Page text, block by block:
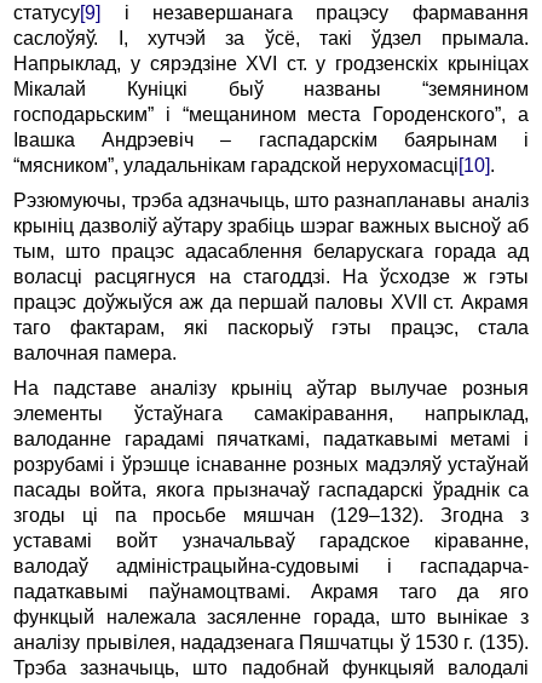
статусу[9]
і незавершанага працэсу фармавання
саслоўяў. І, хутчэй за ўсё, такі ўдзел прымала.
Напрыклад, у сярэдзіне XVI ст. у гродзенскіх крыніцах
Мікалай Куніцкі быў названы “земянином
господарьским” і “мещанином места Городенского”, а
Івашка Андрэевіч – гаспадарскім баярынам і
“мясником”, уладальнікам гарадской нерухомасці[10].
Рэзюмуючы, трэба адзначыць, што разнапланавы аналіз
крыніц дазволіў аўтару зрабіць шэраг важных высноў аб
тым, што працэс адасаблення беларускага горада ад
воласці расцягнуся на стагоддзі. На ўсходзе ж гэты
працэс доўжыўся аж да першай паловы XVII ст. Акрамя
таго фактарам, які паскорыў гэты працэс, стала
валочная памера.
На падставе аналізу крыніц аўтар вылучае розныя
элементы ўстаўнага самакіравання, напрыклад,
валоданне гарадамі пячаткамі, падаткавымі метамі і
розрубамі і ўрэшце існаванне розных мадэляў устаўнай
пасады войта, якога прызначаў гаспадарскі ўраднік са
згоды ці па просьбе мяшчан (129–132). Згодна з
уставамі войт узначальваў гарадское кіраванне,
валодаў адміністрацыйна-судовымі і гаспадарча-
падаткавымі паўнамоцтвамі. Акрамя таго да яго
функцый належала засяленне горада, што вынікае з
аналізу прывілея, нададзенага Пяшчатцы ў 1530 г. (135).
Трэба зазначыць, што падобнай функцыяй валодалі